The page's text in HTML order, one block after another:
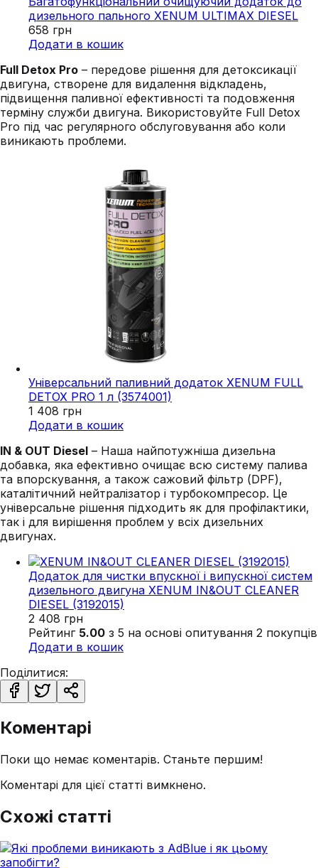
дизельного пального XENUM ULTIMAX DIESEL
658 грн
Додати в кошик
Full Detox Pro – передове рішення для детоксикації
двигуна, створене для видалення відкладень,
підвищення паливної ефективності та подовження
терміну служби двигуна. Використовуйте Full Detox
Pro під час регулярного обслуговування або коли
виникають проблеми.
Універсальний паливний додаток XENUM FULL
DETOX PRO 1 л (3574001)
1 408 грн
Додати в кошик
IN & OUT Diesel – Наша найпотужніша дизельна
добавка, яка ефективно очищає всю систему палива
та впорскування, а також сажовий фільтр (DPF),
каталітичний нейтралізатор і турбокомпресор. Це
універсальне рішення підходить як для профілактики,
так і для вирішення проблем у всіх дизельних
двигунах.
Додаток для чистки впускної і випускної систем
дизельного двигуна XENUM IN&OUT CLEANER
DIESEL (3192015)
2 408 грн
Рейтинг 5.00 з 5 на основі опитування 2 покупців
Додати в кошик
Поділитися:
Коментарі
Поки що немає коментарів. Станьте першим!
Коментарі для цієї статті вимкнено.
Схожі статті